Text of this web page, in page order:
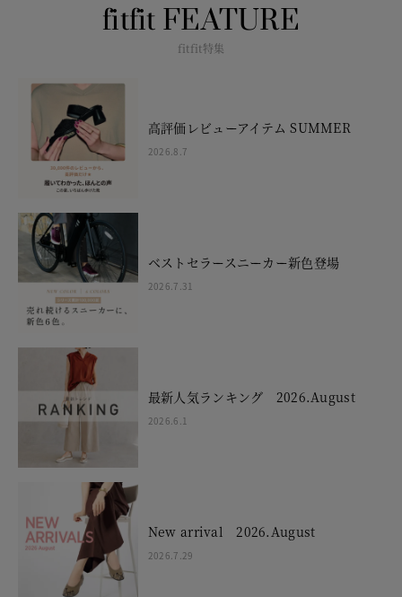
fitfit FEATURE
fitfit特集
高評価レビューアイテム SUMMER
2026.8.7
ベストセラースニーカー新色登場
2026.7.31
最新人気ランキング 2026.August
2026.6.1
New arrival 2026.August
2026.7.29